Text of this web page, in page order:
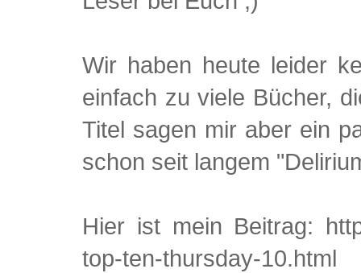
Wir haben heute leider
einfach zu viele Bücher,
Titel sagen mir aber ein
schon seit langem
Hier ist mein Beitrag:
top-ten-thursday-10.html